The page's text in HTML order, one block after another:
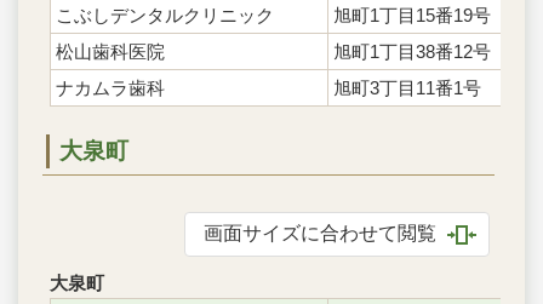
こぶしデンタルクリニック
旭町1丁目15番19号
松山歯科医院
旭町1丁目38番12号
ナカムラ歯科
旭町3丁目11番1号
大泉町
画面サイズに合わせて閲覧
大泉町